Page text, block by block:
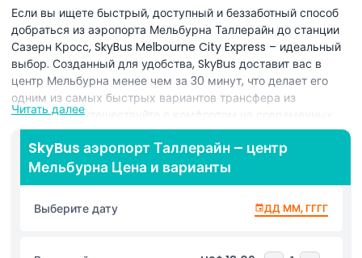
Если вы ищете быстрый, доступный и беззаботный способ
добраться из аэропорта Мельбурна Таллерайн до станции
Сазерн Кросс, SkyBus Melbourne City Express – идеальный
выбор. Созданный для удобства, SkyBus доставит вас в
центр Мельбурна менее чем за 30 минут, что делает его
одним из самых быстрых вариантов трансфера из
аэропорта. Путешествуйте с комфортом на современных
просторных автобусах с бесплатным Wi-Fi, который
позволит оставаться на связи, планировать поездку или
просто расслабиться после полёта. Независимо от того,
приехали ли вы в Мельбурн по делам или на отдых, SkyBus
предлагает плавную и приятную поездку из аэропорта в
город. По прибытии на станцию Сазерн Кросс SkyBus
трансфер до восьми основных точек в центральном
Читать далее
SkyBus аэропорт Таллерайн – центр
Мельбурна Цена и варианты
Выберите дату ДД ММ, ГГГГ